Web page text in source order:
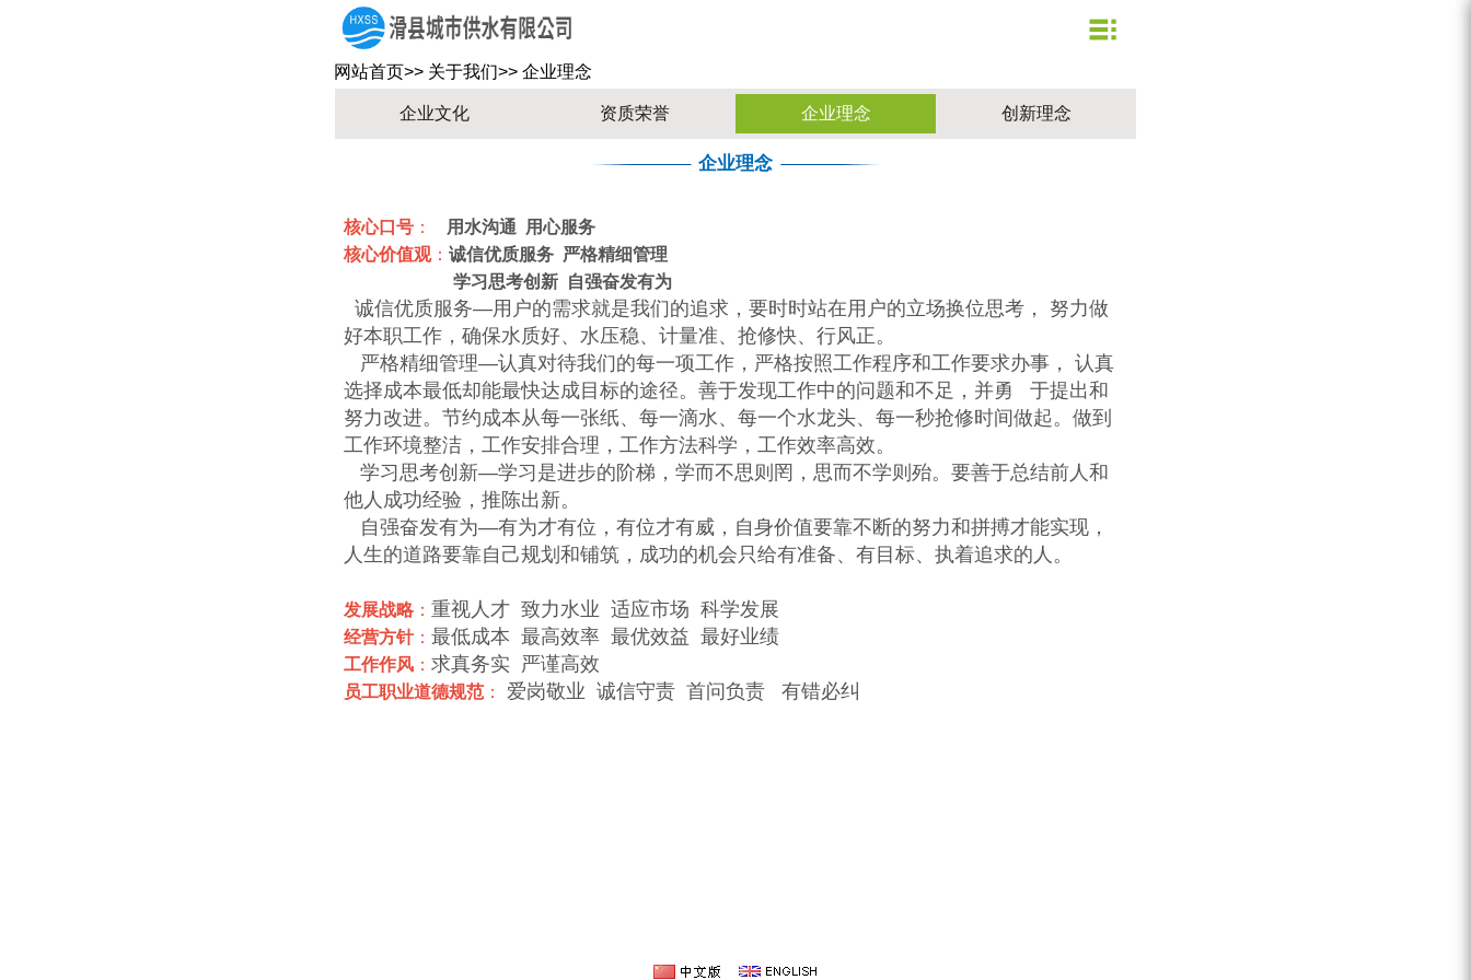
企业文化
公司新闻
业务信息
节约用水
网站首页>> 关于我们>> 企业理念
企业文化 资质荣誉 企业理念 创新理念
企业理念
核心口号：
用水沟通 用心服务
核心价值观： 诚信优质服务 严格精细管理
学习思考创新 自强奋发有为
诚信优质服务—用户的需求就是我们的追求，要时时站在用户的立场换位思考， 努力做
好本职工作，确保水质好、水压稳、计量准、抢修快、行风正。
严格精细管理—认真对待我们的每一项工作，严格按照工作程序和工作要求办事， 认真
选择成本最低却能最快达成目标的途径。善于发现工作中的问题和不足，并勇 于提出和
努力改进。节约成本从每一张纸、每一滴水、每一个水龙头、每一秒抢修时间做起。做到
工作环境整洁，工作安排合理，工作方法科学，工作效率高效。
学习思考创新—学习是进步的阶梯，学而不思则罔，思而不学则殆。要善于总结前人和
他人成功经验，推陈出新。
自强奋发有为—有为才有位，有位才有威，自身价值要靠不断的努力和拼搏才能实现，
人生的道路要靠自己规划和铺筑，成功的机会只给有准备、有目标、执着追求的人。
发展战略： 重视人才 致力水业 适应市场 科学发展
经营方针： 最低成本 最高效率 最优效益 最好业绩
工作作风： 求真务实 严谨高效
员工职业道德规范： 爱岗敬业 诚信守责 首问负责 有错必纠